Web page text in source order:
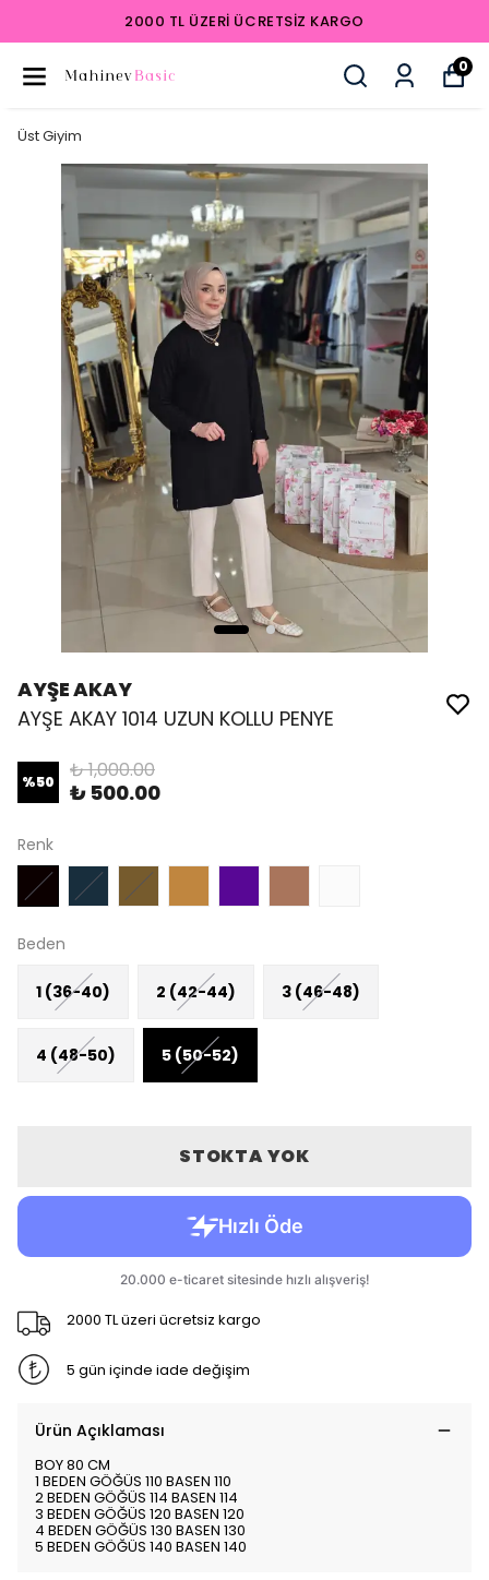
2000 TL ÜZERI ÜCRETSIZ KARGO
0
Üst Giyim
AYŞE AKAY
AYŞE AKAY 1014 UZUN KOLLU PENYE
%50 ₺ 1,000.00
₺ 500.00
Renk
Beden
1 (36-40) 2 (42-44) 3 (46-48)
4 (48-50) 5 (50-52)
STOKTA YOK
2000 TL üzeri ücretsiz kargo
5 gün içinde iade değişim
Ürün Açıklaması
BOY 80 CM
1 BEDEN GÖĞÜS 110 BASEN 110
2 BEDEN GÖĞÜS 114 BASEN 114
3 BEDEN GÖĞÜS 120 BASEN 120
4 BEDEN GÖĞÜS 130 BASEN 130
5 BEDEN GÖĞÜS 140 BASEN 140